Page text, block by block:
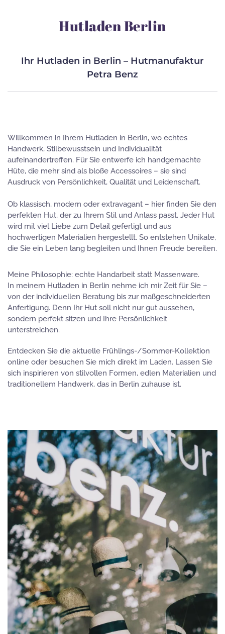
Hutladen Berlin
Ihr Hutladen in Berlin – Hutmanufaktur
Petra Benz
Willkommen in Ihrem Hutladen in Berlin, wo echtes
Handwerk, Stilbewusstsein und Individualität
aufeinandertreffen. Für Sie entwerfe ich handgemachte
Hüte, die mehr sind als bloße Accessoires – sie sind
Ausdruck von Persönlichkeit, Qualität und Leidenschaft.
Ob klassisch, modern oder extravagant – hier finden Sie den
perfekten Hut, der zu Ihrem Stil und Anlass passt. Jeder Hut
wird mit viel Liebe zum Detail gefertigt und aus
hochwertigen Materialien hergestellt. So entstehen Unikate,
die Sie ein Leben lang begleiten und Ihnen Freude bereiten.
Meine Philosophie: echte Handarbeit statt Massenware.
In meinem Hutladen in Berlin nehme ich mir Zeit für Sie –
von der individuellen Beratung bis zur maßgeschneiderten
Anfertigung. Denn Ihr Hut soll nicht nur gut aussehen,
sondern perfekt sitzen und Ihre Persönlichkeit
unterstreichen.
Entdecken Sie die aktuelle Frühlings-/Sommer-Kollektion
online oder besuchen Sie mich direkt im Laden. Lassen Sie
sich inspirieren von stilvollen Formen, edlen Materialien und
traditionellem Handwerk, das in Berlin zuhause ist.